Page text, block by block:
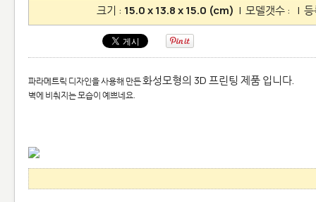
크기 : 15.0 x 13.8 x 15.0 (cm) | 모델갯수 : |
파라메트릭 디자인을 사용해 만든화성모형의 3D 프린팅 제품 입니다.
벽에 비춰지는 모습이 예쁘네요.